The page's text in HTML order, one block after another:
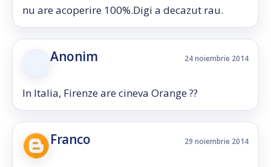
nu are acoperire 100%.Digi a decazut rau.
Anonim 24 noiembrie 2014
In Italia, Firenze are cineva Orange ??
Franco 29 noiembrie 2014